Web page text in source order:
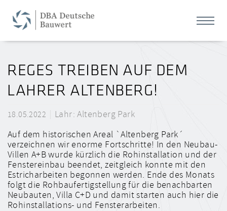
REGES TREIBEN AUF DEM
LAHRER ALTENBERG!
18.05.2022
Lahr: Altenberg Park
Auf dem historischen Areal `Altenberg Park´
verzeichnen wir enorme Fortschritte! In den Neubau-
Villen A+B wurde kürzlich die Rohinstallation und der
Fenstereinbau beendet, zeitgleich konnte mit den
Estricharbeiten begonnen werden. Ende des Monats
folgt die Rohbaufertigstellung für die benachbarten
Neubauten, Villa C+D und damit starten auch hier die
Rohinstallations- und Fensterarbeiten.